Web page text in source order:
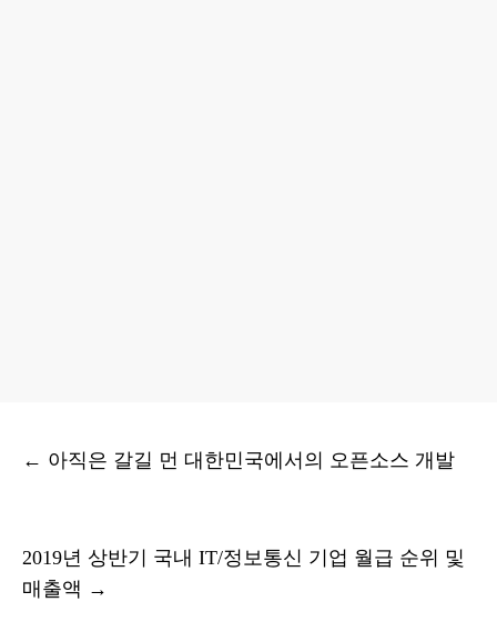
← 아직은 갈길 먼 대한민국에서의 오픈소스 개발
2019년 상반기 국내 IT/정보통신 기업 월급 순위 및
매출액 →